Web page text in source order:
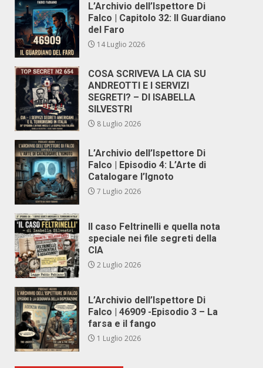
L’Archivio dell’Ispettore Di
Falco | Capitolo 32: Il Guardiano
del Faro
14 Luglio 2026
COSA SCRIVEVA LA CIA SU
ANDREOTTI E I SERVIZI
SEGRETI? – DI ISABELLA
SILVESTRI
8 Luglio 2026
L’Archivio dell’Ispettore Di
Falco | Episodio 4: L’Arte di
Catalogare l’Ignoto
7 Luglio 2026
Il caso Feltrinelli e quella nota
speciale nei file segreti della
CIA
2 Luglio 2026
L’Archivio dell’Ispettore Di
Falco | 46909 -Episodio 3 – La
farsa e il fango
1 Luglio 2026